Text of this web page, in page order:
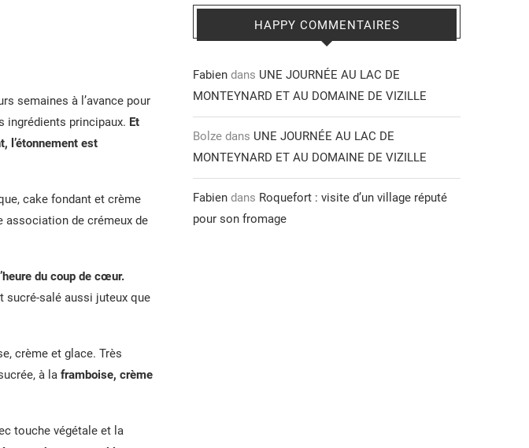
semaines à l’avance pour
ingrédients principaux. Et
l’étonnement est
cake fondant et crème
association de crémeux de
du coup de cœur.
sucré-salé aussi juteux que
crème et glace. Très
à la framboise, crème
touche végétale et la
HAPPY COMMENTAIRES
Fabien dans UNE JOURNÉE AU LAC DE
MONTEYNARD ET AU DOMAINE DE VIZILLE
Bolze dans UNE JOURNÉE AU LAC DE
MONTEYNARD ET AU DOMAINE DE VIZILLE
Fabien dans Roquefort : visite d’un village réputé
pour son fromage